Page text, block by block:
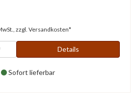
zzgl. Versandkosten*
Details
Sofort lieferbar